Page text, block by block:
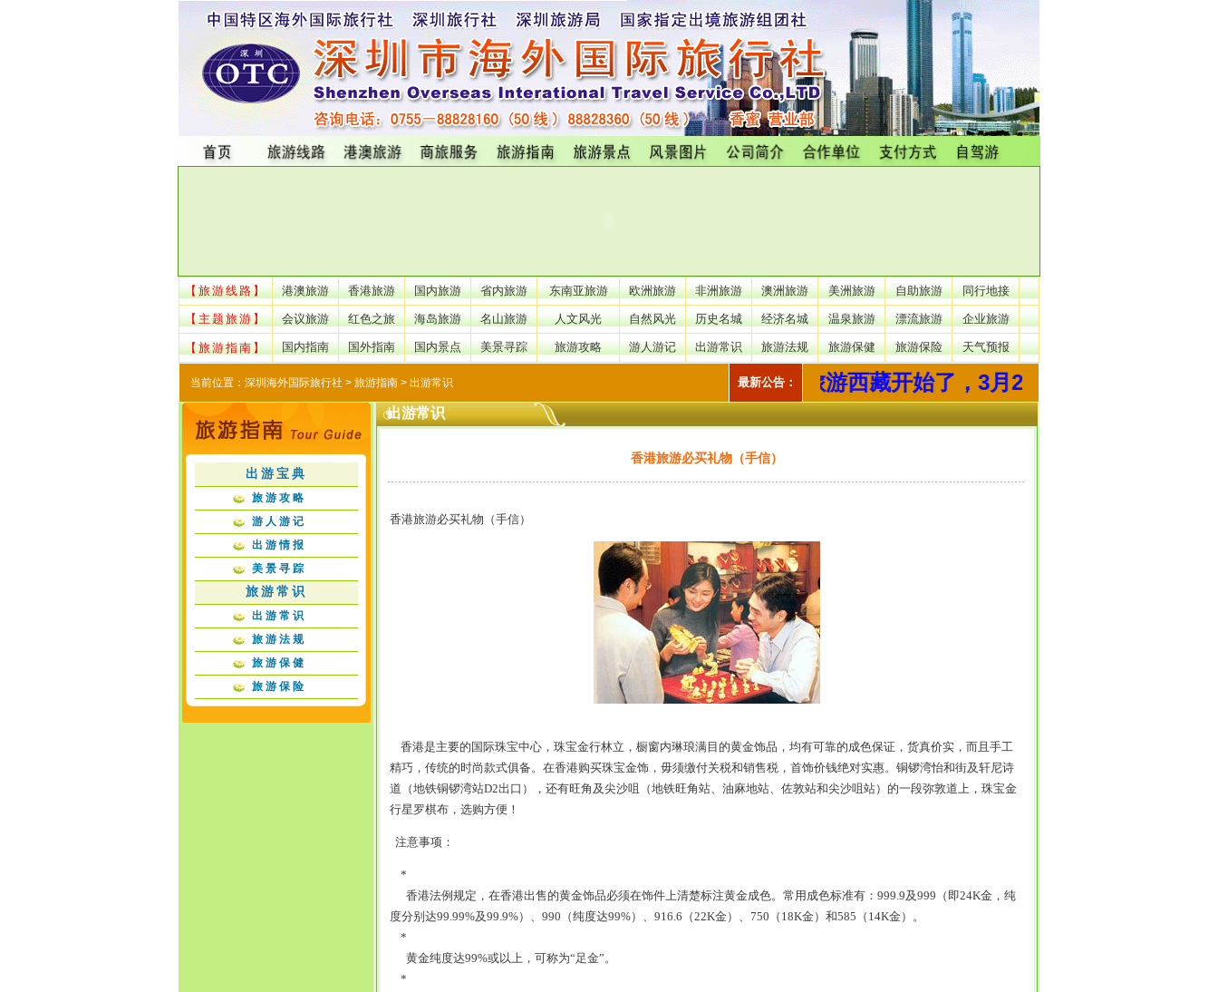
【旅游线路】 港澳旅游 香港旅游 国内旅游 省内旅游 东南亚旅游 欧洲旅游 非洲旅游 澳洲旅游 美洲旅游 自助旅游 同行地接
【主题旅游】 会议旅游 红色之旅 海岛旅游 名山旅游 人文风光 自然风光 历史名城 经济名城 温泉旅游 漂流旅游 企业旅游
【旅游指南】 国内指南 国外指南 国内景点 美景寻踪 旅游攻略 游人游记 出游常识 旅游法规 旅游保健 旅游保险 天气预报
当前位置： 深圳海外国际旅行社 > 旅游指南 > 出游常识 最新公告：
3980元/人特价旅游西藏开始了，3月22、24出发。号欢
出游宝典
旅游攻略
游人游记
出游情报
美景寻踪
旅游常识
出游常识
旅游法规
旅游保健
旅游保险
出游常识
香港旅游必买礼物（手信）
香港旅游必买礼物（手信）
香港是主要的国际珠宝中心，珠宝金行林立，橱窗内琳琅满目的黄金饰品，均有可靠的成色保证，货真价实，而且手工
精巧，传统的时尚款式俱备。在香港购买珠宝金饰，毋须缴付关税和销售税，首饰价钱绝对实惠。铜锣湾怡和街及轩尼诗
道（地铁铜锣湾站D2出口），还有旺角及尖沙咀（地铁旺角站、油麻地站、佐敦站和尖沙咀站）的一段弥敦道上，珠宝金
行星罗棋布，选购方便！
注意事项：
*
香港法例规定，在香港出售的黄金饰品必须在饰件上清楚标注黄金成色。常用成色标准有：999.9及999（即24K金，纯
度分别达99.99%及99.9%）、990（纯度达99%）、916.6（22K金）、750（18K金）和585（14K金）。
*
黄金纯度达99%或以上，可称为“足金”。
*